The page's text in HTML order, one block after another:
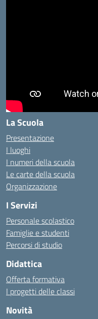
La Scuola
Presentazione
I luoghi
I numeri della scuola
Le carte della scuola
Organizzazione
I Servizi
Personale scolastico
Famiglie e studenti
Percorsi di studio
Didattica
Offerta formativa
I progetti delle classi
Novità